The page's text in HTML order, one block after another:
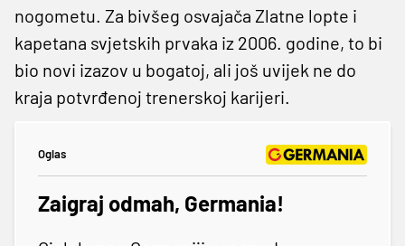
nogometu. Za bivšeg osvajača Zlatne lopte i
kapetana svjetskih prvaka iz 2006. godine, to bi
bio novi izazov u bogatoj, ali još uvijek ne do
kraja potvrđenoj trenerskoj karijeri.
Oglas
Zaigraj odmah, Germania!